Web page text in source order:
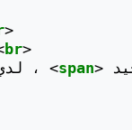
>
br>
لدي أيضًا أشقاء ، <span>